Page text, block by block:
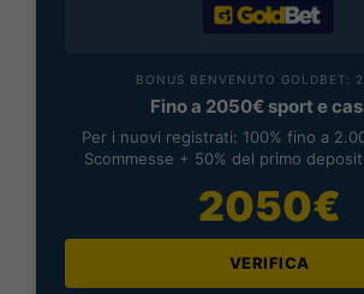
BONUS BENVENUTO GOLDBET:
Fino a 2050€ sport e
Per i nuovi registrati: 100% fino a
Scommesse + 50% del primo
2050€
VERIFICA